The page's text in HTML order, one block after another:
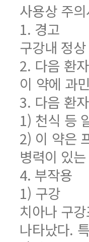
사용상 주
1. 경고
구강내 정
2. 다음 환
이 약에 과
3. 다음 환
1) 천식 등
2) 이 약은
병력이 있
4. 부작용
1) 구강
치아나 구
나타났다.